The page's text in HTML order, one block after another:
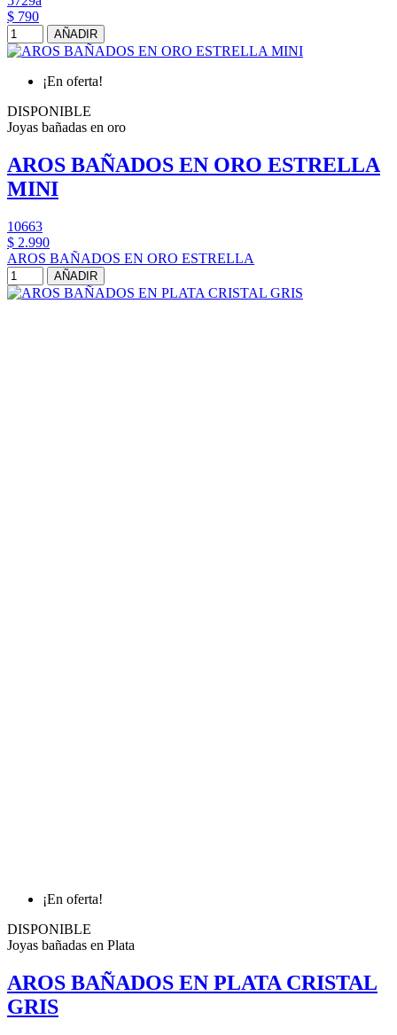
$ 790
AÑADIR
¡En oferta!
DISPONIBLE
Joyas bañadas en oro
AROS BAÑADOS EN ORO ESTRELLA
MINI
10663
$ 2.990
AROS BAÑADOS EN ORO ESTRELLA
AÑADIR
¡En oferta!
DISPONIBLE
Joyas bañadas en Plata
AROS BAÑADOS EN PLATA CRISTAL
GRIS